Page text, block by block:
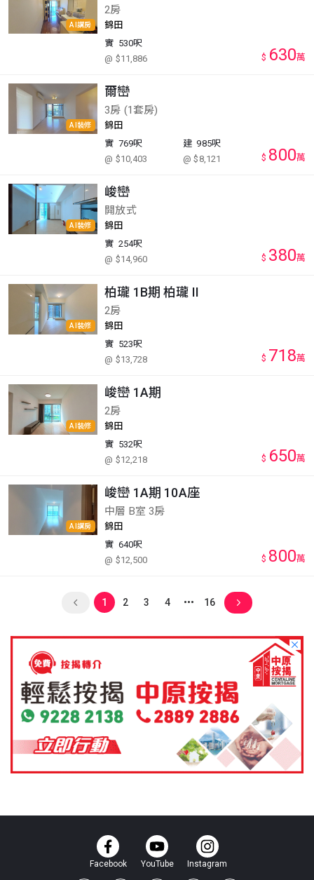
AI講房
2房
錦田
實 530呎
@ $11,886
$ 630萬
AI裝修
爾巒
3房 (1套房)
錦田
實 769呎
@ $10,403
建 985呎
@ $8,121
$ 800萬
AI裝修
峻巒
開放式
錦田
實 254呎
@ $14,960
$ 380萬
AI裝修
柏瓏 1B期 柏瓏 II
2房
錦田
實 523呎
@ $13,728
$ 718萬
AI裝修
峻巒 1A期
2房
錦田
實 532呎
@ $12,218
$ 650萬
AI講房
峻巒 1A期 10A座
中層 B室 3房
錦田
實 640呎
@ $12,500
$ 800萬
1 2 3 4 16
Facebook YouTube Instagram